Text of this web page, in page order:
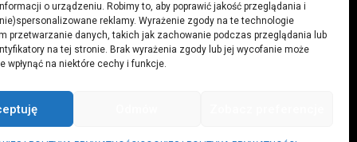
o urządzeniu. Robimy to, aby poprawić jakość przeglądania i
reklamy. Wyrażenie zgody na te technologie
przetwarzanie danych, takich jak zachowanie podczas przeglądania lub
na tej stronie. Brak wyrażenia zgody lub jej wycofanie może
wpłynąć na niektóre cechy i funkcje.
redakcja@czytamiwiem.pl
biuro@czytamiwiem.pl